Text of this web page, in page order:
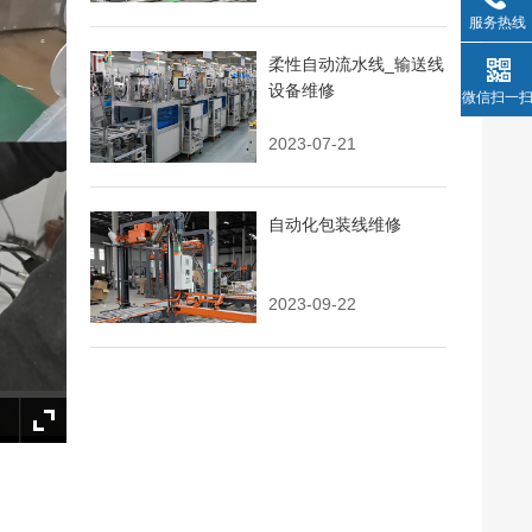
柔性自动流水线_输送线
设备维修
2023-07-21
自动化包装线维修
2023-09-22
服务热线
微信扫一扫